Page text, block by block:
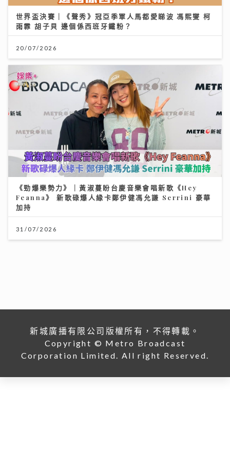
世界盃決賽｜《聲秀》冠亞季軍人馬都愛睇波 馮熙燮 柯
雨霏 胡子貝 邊個係西班牙鐵粉？
20/07/2026
《勁爆樂勢力》｜黃淑蔓盼台慶音樂會唱新歌《Hey
Feanna》 新歌碌爆人緣卡鄭伊健馮允謙 Serrini 豪華
加持
31/07/2026
新城廣播有限公司版權所有，不得轉載。
Copyright © Metro Broadcast
Corporation Limited. All right Reserved.